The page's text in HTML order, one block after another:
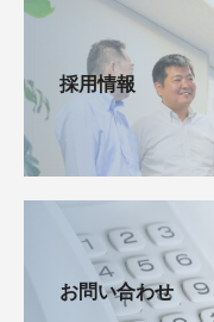
採用情報
お問い合わせ